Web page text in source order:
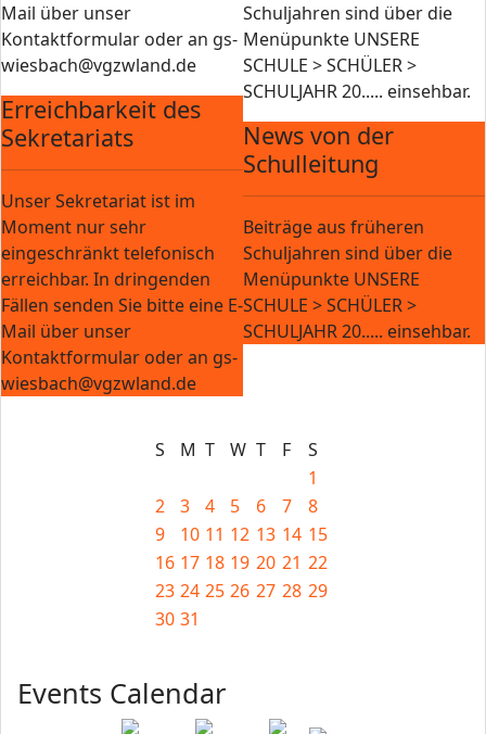
Mail über unser
Kontaktformular oder an gs-
wiesbach@vgzwland.de
Erreichbarkeit des
Sekretariats
Unser Sekretariat ist im
Moment nur sehr
eingeschränkt telefonisch
erreichbar. In dringenden
Fällen senden Sie bitte eine E-
Mail über unser
Kontaktformular oder an gs-
wiesbach@vgzwland.de
Schuljahren sind über die
Menüpunkte UNSERE
SCHULE > SCHÜLER >
SCHULJAHR 20..... einsehbar.
News von der
Schulleitung
Beiträge aus früheren
Schuljahren sind über die
Menüpunkte UNSERE
SCHULE > SCHÜLER >
SCHULJAHR 20..... einsehbar.
S M T W T F
S
1
2
3 4 5 6 7
8
9
10 11 12 13 14 15
16 17 18 19 20 21 22
23 24 25 26 27 28 29
30 31
Events Calendar